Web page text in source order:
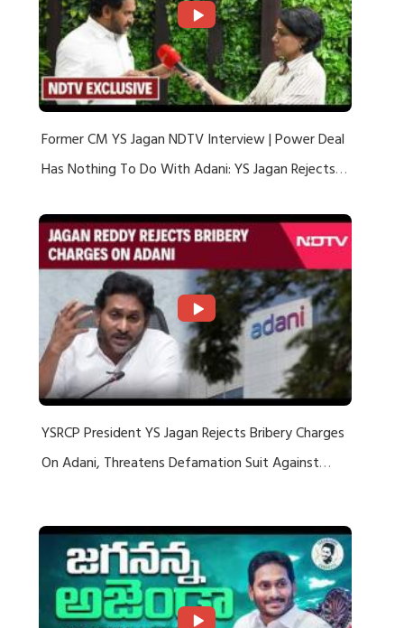
Former CM YS Jagan NDTV Interview | Power Deal
Has Nothing To Do With Adani: YS Jagan Rejects
YSRCP President YS Jagan Rejects Bribery Charges
On Adani, Threatens Defamation Suit Against